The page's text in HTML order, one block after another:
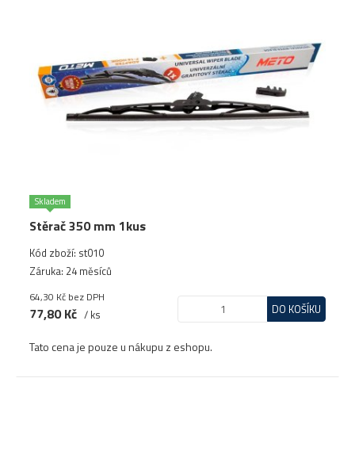
Skladem
Stěrač 350 mm 1kus
Kód zboží: st010
Záruka: 24 měsíců
64,30 Kč bez DPH
77,80 Kč / ks DO KOŠÍKU
Tato cena je pouze u nákupu z eshopu.